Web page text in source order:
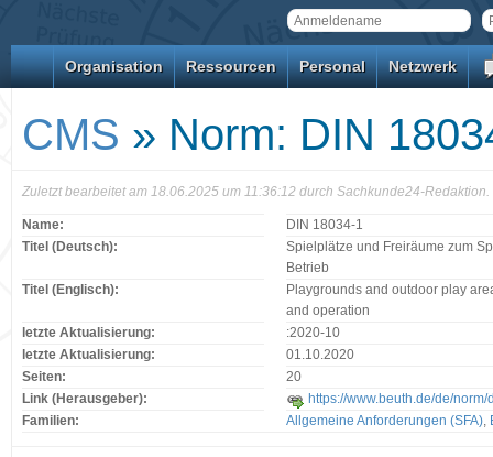
Organisation Ressourcen Personal Netzwerk
CMS » Norm: DIN
Zuletzt bearbeitet am 18.06.2025 um 11:36:12 durch Sachkunde24-Redaktion.
Name:
DIN 18034-1
Titel (Deutsch):
Spielplätze und Freiräume zum
Betrieb
Titel (Englisch):
Playgrounds and outdoor play
and operation
letzte Aktualisierung:
:2020-10
letzte Aktualisierung:
01.10.2020
Seiten:
20
Link (Herausgeber):
https://www.beuth.de/de/
Familien:
Allgemeine Anforderungen (SFA),